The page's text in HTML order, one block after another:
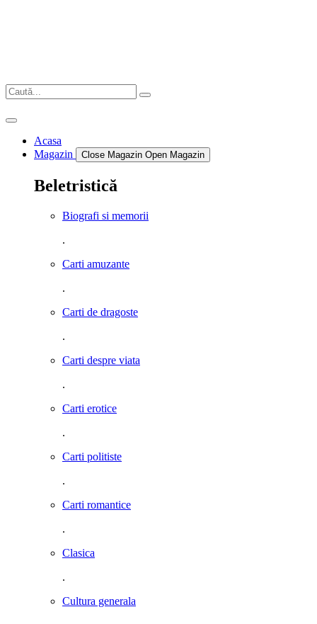
Acasa
Magazin
Close Magazin Open Magazin
Beletristică
Biografi si memorii
.
Carti amuzante
.
Carti de dragoste
.
Carti despre viata
.
Carti erotice
.
Carti politiste
.
Carti romantice
.
Clasica
.
Cultura generala